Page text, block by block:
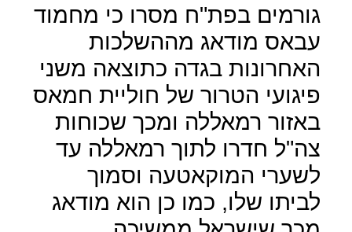
גורמים בפת"ח מסרו כי מחמוד
עבאס מודאג מההשלכות
האחרונות בגדה כתוצאה משני
פיגועי הטרור של חוליית חמאס
באזור רמאללה ומכך שכוחות
צה"ל חדרו לתוך רמאללה עד
לשערי המוקאטעה וסמוך
לביתו שלו, כמו כן הוא מודאג